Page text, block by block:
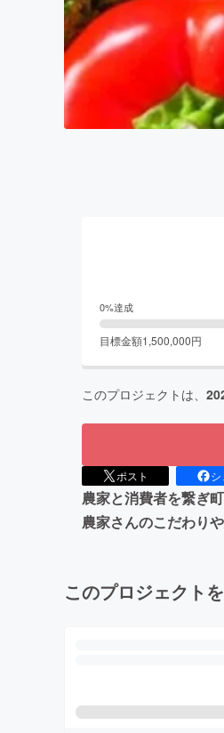
0%達成
目標金額1,500,000円
このプロジェクトは、
ポスト
農家と消費者を繋ぎ
農家さんのこだわり
このプロジェクト